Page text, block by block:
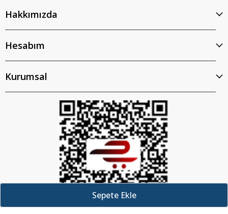
Sepete Ekle
Hakkımızda
Hesabım
Kurumsal